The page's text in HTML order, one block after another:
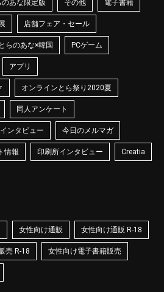
のあな限定版 その他 電子書籍
店舗フェア・セール
とらのあな×韓国 PCゲーム
アプリ
オンラインとら祭り2020夏
同人アンケート
ンタビュー 今日のメルマガ
情報 印刷所インタビュー Creatia
女性向け通販 女性向け通販 R-18
売 R-18 女性向け電子書籍販売